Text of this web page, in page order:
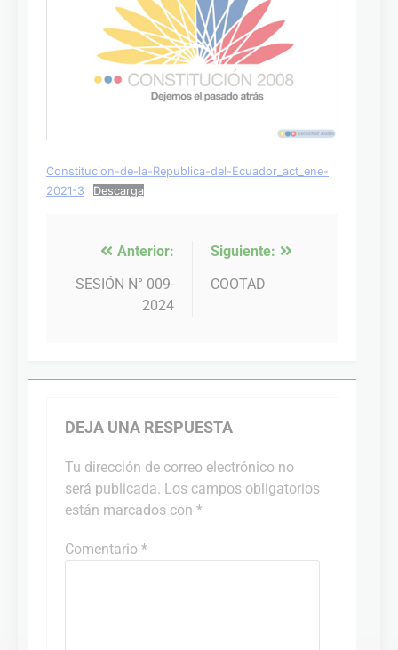
Constitucion-de-la-Republica-del-Ecuador_act_ene-
2021-3
Descarga
Navegación
de
Anterior:
SESIÓN N° 009-
2024
Siguiente:
COOTAD
DEJA UNA RESPUESTA
Tu dirección de correo electrónico no
será publicada. Los campos obligatorios
están marcados con *
Comentario *